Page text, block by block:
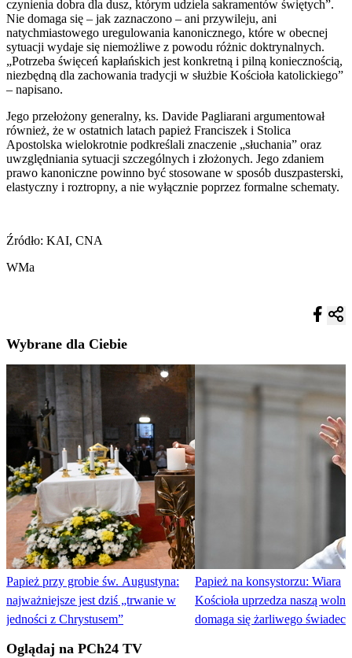
czynienia dobra dla dusz, którym udziela sakramentów świętych”.
Nie domaga się – jak zaznaczono – ani przywileju, ani
natychmiastowego uregulowania kanonicznego, które w obecnej
sytuacji wydaje się niemożliwe z powodu różnic doktrynalnych.
„Potrzeba święceń kapłańskich jest konkretną i pilną koniecznością,
niezbędną dla zachowania tradycji w służbie Kościoła katolickiego”
– napisano.
Jego przełożony generalny, ks. Davide Pagliarani argumentował
również, że w ostatnich latach papież Franciszek i Stolica
Apostolska wielokrotnie podkreślali znaczenie „słuchania” oraz
uwzględniania sytuacji szczególnych i złożonych. Jego zdaniem
prawo kanoniczne powinno być stosowane w sposób duszpasterski,
elastyczny i roztropny, a nie wyłącznie poprzez formalne schematy.
Źródło: KAI, CNA
WMa
Wybrane dla Ciebie
Papież przy grobie św. Augustyna:
najważniejsze jest dziś „trwanie w
jedności z Chrystusem”
Papież na konsystorzu: Wiara
Kościoła uprzedza naszą
domaga się żarliwego
Oglądaj na PCh24 TV